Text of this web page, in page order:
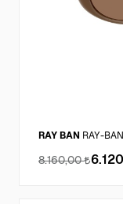
RAY BAN RAY-
8.160,00